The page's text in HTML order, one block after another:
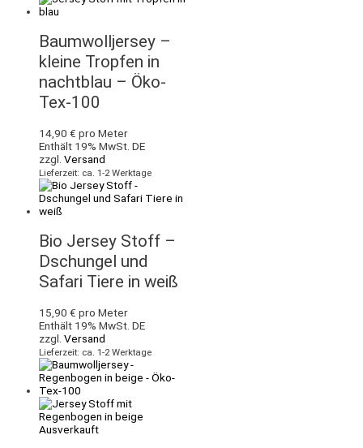
Baumwolljersey –
kleine Tropfen in
nachtblau – Öko-
Tex-100
14,90 € pro Meter
Enthält 19% MwSt. DE
zzgl. Versand
Lieferzeit: ca. 1-2 Werktage
Bio Jersey Stoff –
Dschungel und
Safari Tiere in weiß
15,90 € pro Meter
Enthält 19% MwSt. DE
zzgl. Versand
Lieferzeit: ca. 1-2 Werktage
Ausverkauft